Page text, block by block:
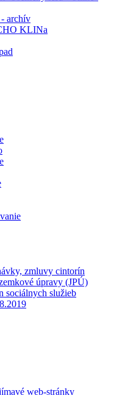
archív
KLINa
zmluvy cintorín
úpravy (JPÚ)
sociálnych služieb
web-stránky